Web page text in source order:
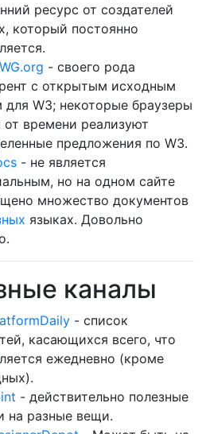
ресурс от создателей
который постоянно
- своего рода
с открытым исходным
для W3; некоторые браузеры
от времени реализуют
предложения по W3.
- не является
но на одном сайте
множество документов
языках. Довольно
каналы
- список
касающихся всего, что
ежедневно (кроме
- действительно полезные
на разные вещи.